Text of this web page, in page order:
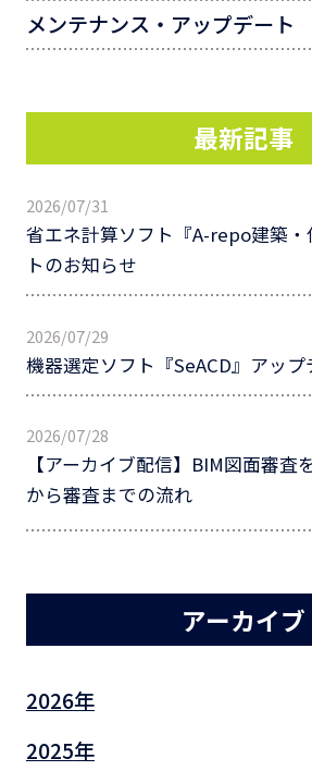
メンテナンス・アップデート
最新記事
2026/07/31
省エネ計算ソフト『A-repo建築・
トのお知らせ
2026/07/29
機器選定ソフト『SeACD』アッ
2026/07/28
【アーカイブ配信】BIM図面審査
から審査までの流れ
アーカイブ
2026
2025